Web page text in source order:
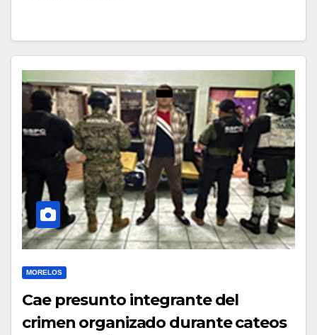
MORELOS
Cae presunto integrante del
crimen organizado durante cateos